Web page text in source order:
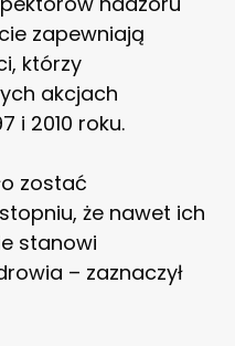
zapewniają
którzy
akcjach
i 2010 roku.
zostać
że nawet ich
stanowi
– zaznaczył